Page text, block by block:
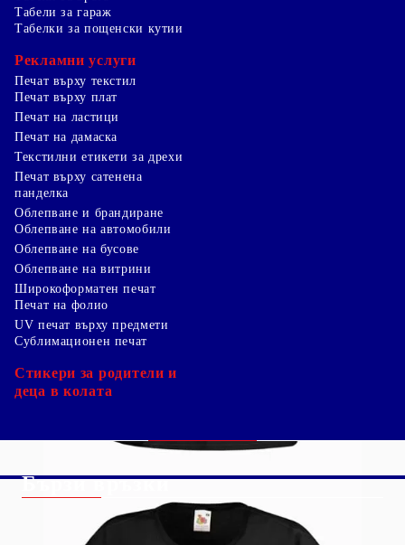
Табели за гараж
Табелки за пощенски кутии
Рекламни услуги
Печат върху текстил
Печат върху плат
Печат на ластици
Печат на дамаска
Текстилни етикети за дрехи
Печат върху сатенена
панделка
Облепване и брандиране
Облепване на автомобили
Облепване на бусове
Облепване на витрини
Широкоформатен печат
Печат на фолио
UV печат върху предмети
Сублимационен печат
Стикери за родители и
деца в колата
Бързи връзки
Блог